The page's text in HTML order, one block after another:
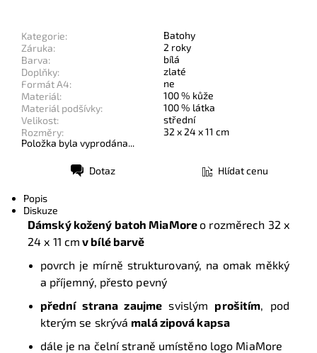
Kategorie:
Batohy
Záruka:
2 roky
Barva:
bílá
Doplňky:
zlaté
Formát A4:
ne
Materiál:
100 % kůže
Materiál podšívky:
100 % látka
Velikost:
střední
Rozměry:
32 x 24 x 11 cm
Položka byla vyprodána...
Dotaz Hlídat cenu
Popis
Diskuze
Dámský kožený batoh MiaMoreo rozměrech 32 x
24 x 11 cm v bílé barvě
povrch je mírně strukturovaný, na omak měkký
a příjemný, přesto pevný
přední strana zaujme svislým prošitím , pod
kterým se skrývá malá zipová kapsa
dále je na čelní straně umístěno logo MiaMore